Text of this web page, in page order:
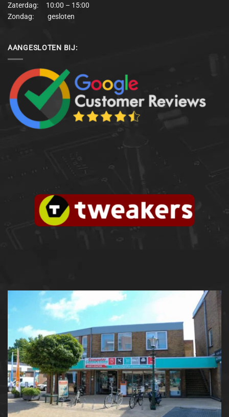
Zaterdag: 10:00 – 15:00
Zondag: gesloten
AANGESLOTEN BIJ: